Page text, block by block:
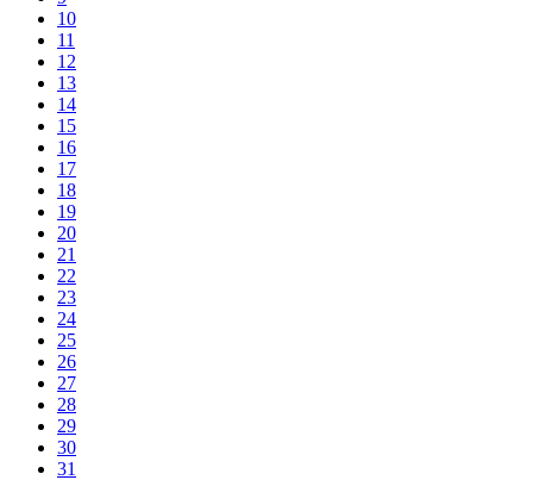
10
11
12
13
14
15
16
17
18
19
20
21
22
23
24
25
26
27
28
29
30
31